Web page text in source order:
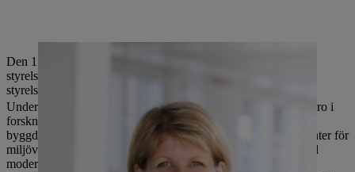
Den 1 maj 2019 tillträder Anke Kleinschmit STIHL AG som
styrelseledamot och efterträder Wolfgang Zahn som STIHLs
styrelseledamot med ansvar för utveckling den 1 juli 2019.
Under Wolfgang Zahns ledning investerades flera miljarder euro i
forskning och utveckling av STIHL-produkter. Till exempel
byggdes ett nytt utvecklingscenter 2004, och ett kompetenscenter för
miljövänliga elektriska och sladdlösa produkter etablerades vid
moderbolaget i Waiblingen 2016. Under hans tid vid makten